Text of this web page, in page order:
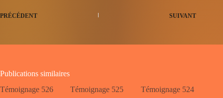
PRÉCÉDENT SUIVANT
Publications similaires
Témoignage 526
Témoignage 525
Témoignage 524